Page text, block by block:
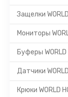
Защелки
Мониторы
Буферы WORLD
Датчики
Крюки WORLD